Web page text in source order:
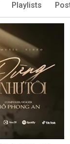
Playlists